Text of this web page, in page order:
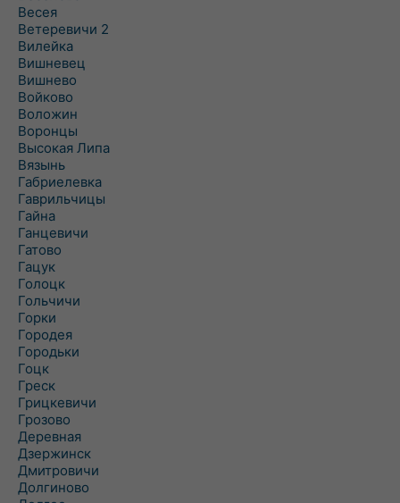
Весея
Ветеревичи 2
Вилейка
Вишневец
Вишнево
Войково
Воложин
Воронцы
Высокая Липа
Вязынь
Габриелевка
Гаврильчицы
Гайна
Ганцевичи
Гатово
Гацук
Голоцк
Гольчичи
Горки
Городея
Городьки
Гоцк
Греск
Грицкевичи
Грозово
Деревная
Дзержинск
Дмитровичи
Долгиново